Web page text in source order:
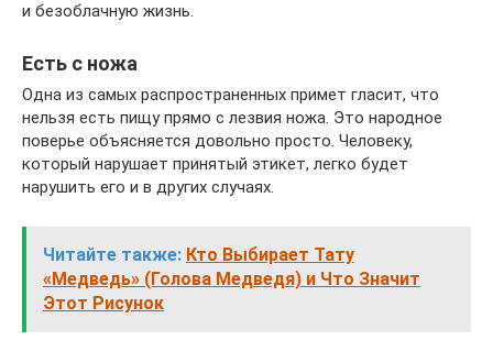
и безоблачную жизнь.
Есть с ножа
Одна из самых распространенных примет гласит, что
нельзя есть пищу прямо с лезвия ножа. Это народное
поверье объясняется довольно просто. Человеку,
который нарушает принятый этикет, легко будет
нарушить его и в других случаях.
Читайте также: Кто Выбирает Тату
«Медведь» (Голова Медведя) и Что Значит
Этот Рисунок